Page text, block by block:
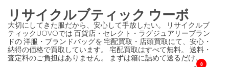
ン
テ
ン
ツ
リサイクルブティック ウーボ
大切にしてきた服だから、安心して手放したい。 リサイクルブ
ティックUOVOでは 百貨店・セレクト・ラグジュアリーブラン
ドの 洋服・ブランドバッグを 宅配買取・店頭買取にて、安心・
納得の価格で買取しています。 宅配買取はすべて無料。 送料・
査定料のご負担はありません。 まずは箱に詰めて送るだけ。
0